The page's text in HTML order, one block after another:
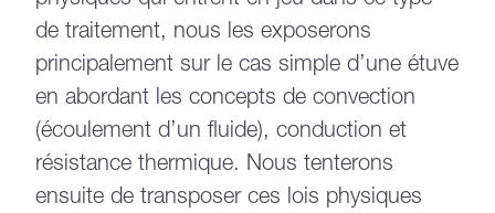
de traitement, nous les exposerons
principalement sur le cas simple d’une étuve
en abordant les concepts de convection
(écoulement d’un fluide), conduction et
résistance thermique. Nous tenterons
ensuite de transposer ces lois physiques